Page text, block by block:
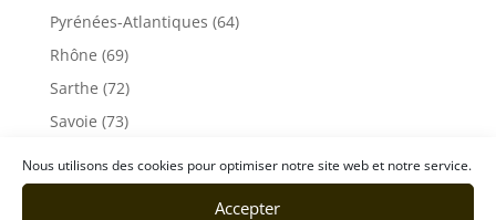
Nous utilisons des cookies pour optimiser notre site web et notre service.
Accepter
Pyrénées-Atlantiques (64)
Rhône (69)
Sarthe (72)
Savoie (73)
Ile de France